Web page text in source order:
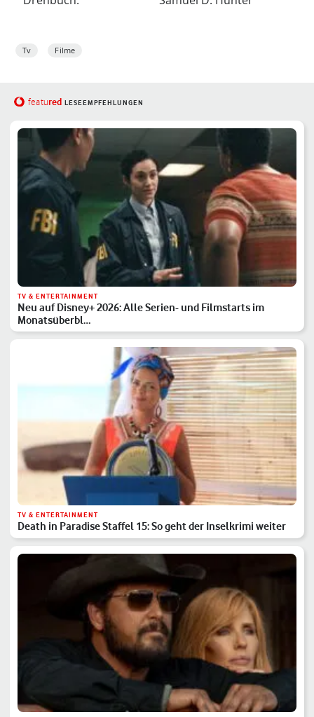
Tv Filme
featured LESEEMPFEHLUNGEN
TV & ENTERTAINMENT
Neu auf Disney+ 2026: Alle Serien- und Filmstarts im
Monatsüberbl…
TV & ENTERTAINMENT
Death in Paradise Staffel 15: So geht der Inselkrimi weiter